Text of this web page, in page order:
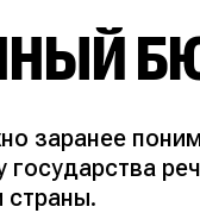
заранее
страны.